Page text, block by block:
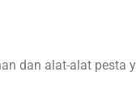
dan alat-alat pesta